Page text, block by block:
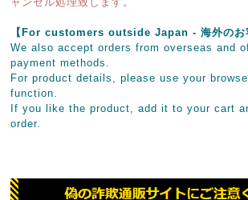
【For customers outside Japan - 海外のお
We also accept orders from overseas and
payment methods.
For product details, please use your
function.
If you like the product, add it to your cart
order.